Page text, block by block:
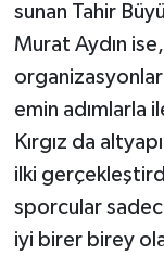
sunan Tahir
Murat Aydın
emin adımlarla
Kırgız da
ilki
sporcular
iyi birer birey